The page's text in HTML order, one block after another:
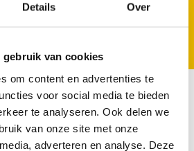
Details Over
gebruik van cookies
om content en advertenties te
voor social media te bieden
te analyseren. Ook delen we
van onze site met onze
adverteren en analyse. Deze